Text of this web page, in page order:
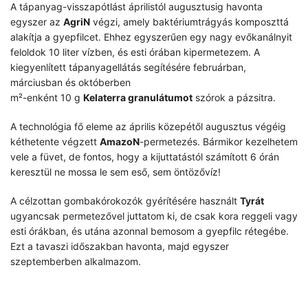
A tápanyag-visszapótlást áprilistól augusztusig havonta
egyszer az AgriN végzi, amely baktériumtrágyás komposzttá
alakítja a gyepfilcet. Ehhez egyszerűen egy nagy evőkanálnyit
feloldok 10 liter vízben, és esti órában kipermetezem. A
kiegyenlített tápanyagellátás segítésére februárban,
márciusban és októberben
m²-enként 10 g Kelaterra granulátumot szórok a pázsitra.
A technológia fő eleme az április közepétől augusztus végéig
kéthetente végzett AmazoN-permetezés. Bármikor kezelhetem
vele a füvet, de fontos, hogy a kijuttatástól számított 6 órán
keresztül ne mossa le sem eső, sem öntözővíz!
A célzottan gombakórokozók gyérítésére használt Tyrát
ugyancsak permetezővel juttatom ki, de csak kora reggeli vagy
esti órákban, és utána azonnal bemosom a gyepfilc rétegébe.
Ezt a tavaszi időszakban havonta, majd egyszer
szeptemberben alkalmazom.